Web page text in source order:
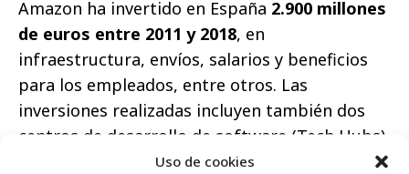
Uso de cookies
Amazon ha invertido en España 2.900 millones
de euros entre 2011 y 2018, en
infraestructura, envíos, salarios y beneficios
para los empleados, entre otros. Las
inversiones realizadas incluyen también dos
centros de desarrollo de software (Tech Hubs)
en Madrid y Barcelona que, a finales de 2019,